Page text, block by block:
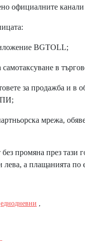
официалните
BGTOLL;
в
за продажба и в
мрежа,
промяна през тази
лева, а плащанията по
еднодневни ,